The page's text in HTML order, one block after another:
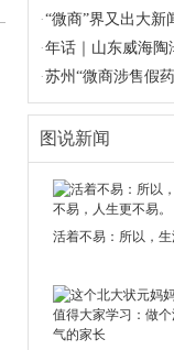
·“微商”界又出大新
·年话｜山东威海陶
·苏州“微商涉售假
图说新闻
活着不易：所以，生